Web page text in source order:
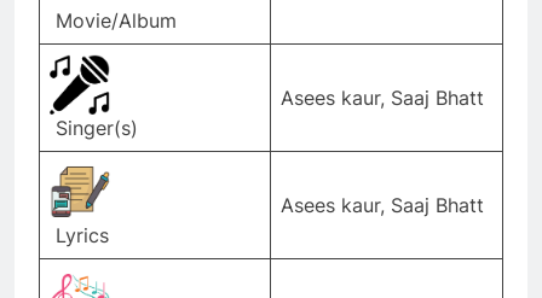
Movie/Album
Singer(s)
Asees kaur, Saaj Bhatt
Lyrics
Asees kaur, Saaj Bhatt